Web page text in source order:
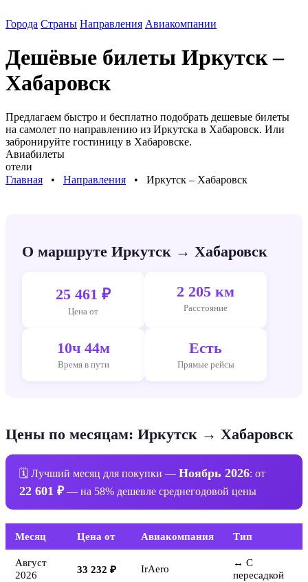
Города Страны Направления Авиакомпании
Дешёвые билеты Иркутск –
Хабаровск
Предлагаем быстро и бесплатно подобрать дешевые билеты
на самолет по направлению из Иркутска в Хабаровск. Или
забронируйте гостиницу в Хабаровске.
Авиабилеты
отели
Главная ⠀•⠀ Направления ⠀•⠀ Иркутск – Хабаровск
О маршруте Иркутск → Хабаровск
25 461 ₽
Цена от
2 205 км
Расстояние
10ч 44м
Время в пути
Есть
Прямые рейсы
Цены по месяцам: Иркутск → Хабаровск
🗓 Лучший месяц для покупки — Ноябрь 2026: от
22 601 ₽— на 58% дешевле среднегодовой цены
Месяц Цена от Авиакомпания Тип
Август
2026
33 232 ₽ IrAero
↔ С
пересадкой